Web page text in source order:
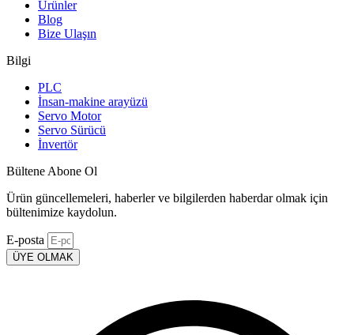
Ürünler
Blog
Bize Ulaşın
Bilgi
PLC
İnsan-makine arayüzü
Servo Motor
Servo Sürücü
İnvertör
Bültene Abone Ol
Ürün güncellemeleri, haberler ve bilgilerden haberdar olmak için
bültenimize kaydolun.
E-posta
ÜYE OLMAK